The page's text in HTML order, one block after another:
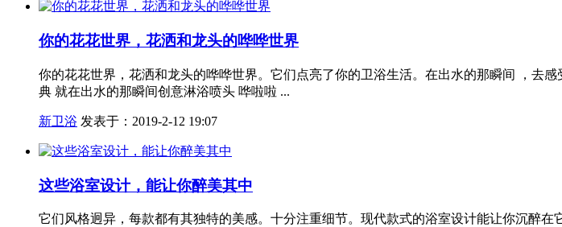
你的花花世界，花洒和龙头的哗哗世界
你的花花世界，花洒和龙头的哗哗世界。它们点亮了你的卫浴生活。在出水的那瞬间 ，去
典 就在出水的那瞬间创意淋浴喷头 哗啦啦 ...
新卫浴 发表于：2019-2-12 19:07
这些浴室设计，能让你醉美其中
它们风格迥异，每款都有其独特的美感。十分注重细节。现代款式的浴室设计能让你沉醉